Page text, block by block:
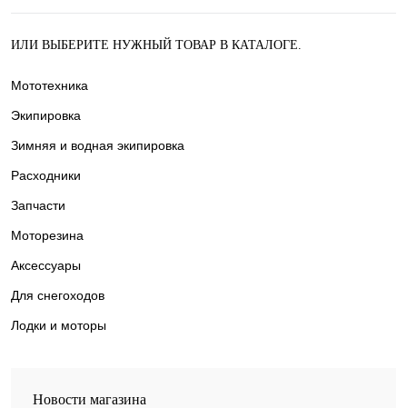
ИЛИ ВЫБЕРИТЕ НУЖНЫЙ ТОВАР В КАТАЛОГЕ.
Мототехника
Экипировка
Зимняя и водная экипировка
Расходники
Запчасти
Моторезина
Аксессуары
Для снегоходов
Лодки и моторы
Новости магазина